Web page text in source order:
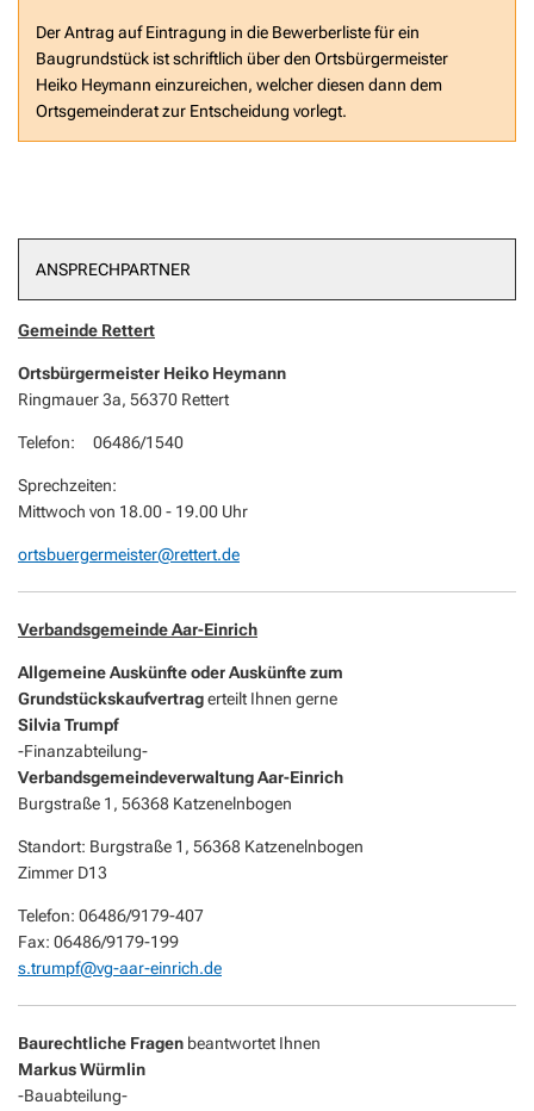
Der Antrag auf Eintragung in die Bewerberliste für ein
Baugrundstück ist schriftlich über den Ortsbürgermeister
Heiko Heymann einzureichen, welcher diesen dann dem
Ortsgemeinderat zur Entscheidung vorlegt.
ANSPRECHPARTNER
Gemeinde Rettert
Ortsbürgermeister Heiko Heymann
Ringmauer 3a, 56370 Rettert
Telefon: 06486/1540
Sprechzeiten:
Mittwoch von 18.00 - 19.00 Uhr
ortsbuergermeister@rettert.de
Verbandsgemeinde Aar-Einrich
Allgemeine Auskünfte oder Auskünfte zum
Grundstückskaufvertragerteilt Ihnen gerne
Silvia Trumpf
-Finanzabteilung-
Verbandsgemeindeverwaltung Aar-Einrich
Burgstraße 1, 56368 Katzenelnbogen
Standort: Burgstraße 1, 56368 Katzenelnbogen
Zimmer D13
Telefon: 06486/9179-407
Fax: 06486/9179-199
s.trumpf@vg-aar-einrich.de
Baurechtliche Fragen beantwortet Ihnen
Markus Würmlin
-Bauabteilung-